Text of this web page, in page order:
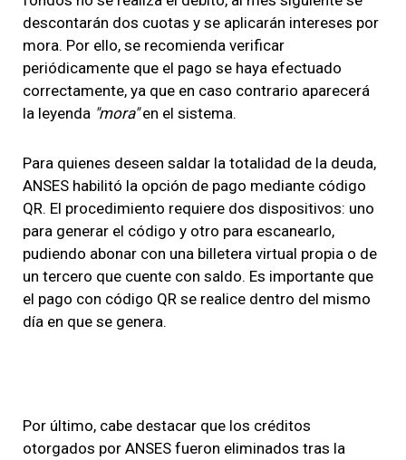
descontarán dos cuotas y se aplicarán intereses por
mora. Por ello, se recomienda verificar
periódicamente que el pago se haya efectuado
correctamente, ya que en caso contrario aparecerá
la leyenda "mora"en el sistema.
Para quienes deseen saldar la totalidad de la deuda,
ANSES habilitó la opción de pago mediante código
QR. El procedimiento requiere dos dispositivos: uno
para generar el código y otro para escanearlo,
pudiendo abonar con una billetera virtual propia o de
un tercero que cuente con saldo. Es importante que
el pago con código QR se realice dentro del mismo
día en que se genera.
Por último, cabe destacar que los créditos
otorgados por ANSES fueron eliminados tras la